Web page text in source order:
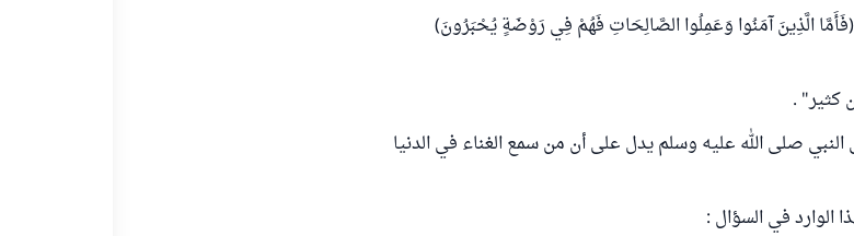
الَّذِينَ آمَنُوا وَعَمِلُوا الصَّالِحَاتِ فَهُمْ فِي رَوْضَةٍ يُحْبَرُونَ)
كثير" .
صلى الله عليه وسلم يدل على أن من سمع الغناء في الدنيا
الوارد في السؤال :